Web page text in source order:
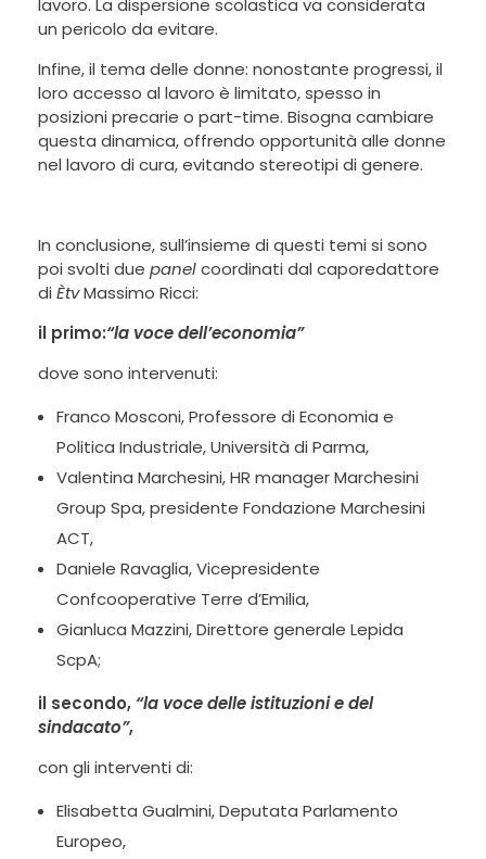
lavoro. La dispersione scolastica va considerata
un pericolo da evitare.
Infine, il tema delle donne: nonostante progressi, il
loro accesso al lavoro è limitato, spesso in
posizioni precarie o part-time. Bisogna cambiare
questa dinamica, offrendo opportunità alle donne
nel lavoro di cura, evitando stereotipi di genere.
In conclusione, sull’insieme di questi temi si sono
poi svolti due panelcoordinati dal caporedattore
di ÈtvMassimo Ricci:
il primo:“la voce dell’economia”
dove sono intervenuti:
Franco Mosconi, Professore di Economia e
Politica Industriale, Università di Parma,
Valentina Marchesini, HR manager Marchesini
Group Spa, presidente Fondazione Marchesini
ACT,
Daniele Ravaglia, Vicepresidente
Confcooperative Terre d’Emilia,
Gianluca Mazzini, Direttore generale Lepida
ScpA;
il secondo, “la voce delle istituzioni e del
sindacato”,
con gli interventi di:
Elisabetta Gualmini, Deputata Parlamento
Europeo,